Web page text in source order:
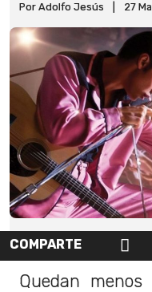
Por Adolfo Jesús 27
COMPARTE
Quedan